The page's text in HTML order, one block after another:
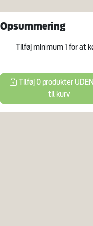
Opsummering
Tilføj minimum1 for at
Tilføj 0 produkter
til kurv